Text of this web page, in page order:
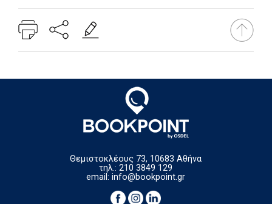
Θεμιστοκλέους 73, 10683 Αθήνα
τηλ.: 210 3849 129
email:info@bookpoint.gr